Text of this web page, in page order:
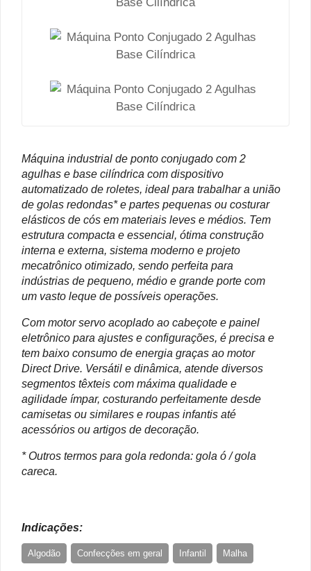
Máquina industrial de ponto conjugado com 2
agulhas e base cilíndrica com dispositivo
automatizado de roletes, ideal para trabalhar a união
de golas redondas* e partes pequenas ou costurar
elásticos de cós em materiais leves e médios. Tem
estrutura compacta e essencial, ótima construção
interna e externa, sistema moderno e projeto
mecatrônico otimizado, sendo perfeita para
indústrias de pequeno, médio e grande porte com
um vasto leque de possíveis operações.
Com motor servo acoplado ao cabeçote e painel
eletrônico para ajustes e configurações, é precisa e
tem baixo consumo de energia graças ao motor
Direct Drive. Versátil e dinâmica, atende diversos
segmentos têxteis com máxima qualidade e
agilidade ímpar, costurando perfeitamente desde
camisetas ou similares e roupas infantis até
acessórios ou artigos de decoração.
* Outros termos para gola redonda: gola ó / gola
careca.
Indicações:
Algodão Confecções em geral Infantil Malha